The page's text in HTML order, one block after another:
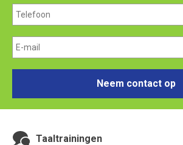
Neem contact op
Taaltrainingen